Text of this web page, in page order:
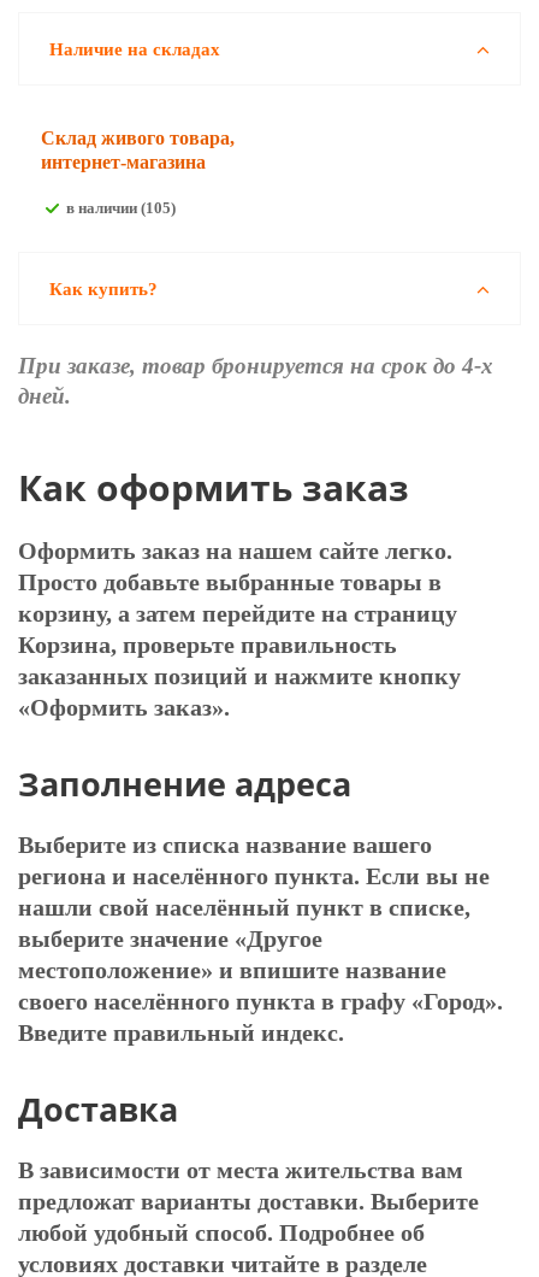
Наличие на складах
Склад живого товара,
интернет-магазина
В наличии (105)
Как купить?
При заказе, товар бронируется на срок до 4-х
дней.
Как оформить заказ
Оформить заказ на нашем сайте легко.
Просто добавьте выбранные товары в
корзину, а затем перейдите на страницу
Корзина, проверьте правильность
заказанных позиций и нажмите кнопку
«Оформить заказ».
Заполнение адреса
Выберите из списка название вашего
региона и населённого пункта. Если вы не
нашли свой населённый пункт в списке,
выберите значение «Другое
местоположение» и впишите название
своего населённого пункта в графу «Город».
Введите правильный индекс.
Доставка
В зависимости от места жительства вам
предложат варианты доставки. Выберите
любой удобный способ. Подробнее об
условиях доставки читайте в разделе